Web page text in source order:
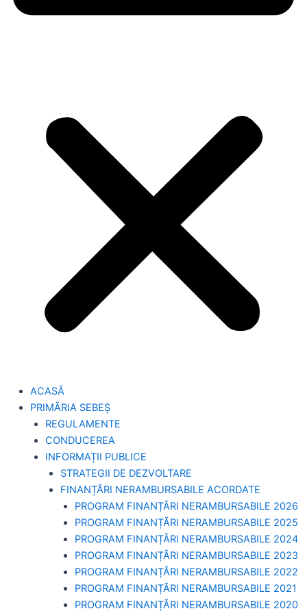
ACASĂ
PRIMĂRIA SEBEȘ
REGULAMENTE
CONDUCEREA
INFORMAȚII PUBLICE
STRATEGII DE DEZVOLTARE
FINANȚĂRI NERAMBURSABILE ACORDATE
PROGRAM FINANȚĂRI NERAMBURSABILE 2026
PROGRAM FINANȚĂRI NERAMBURSABILE 2025
PROGRAM FINANȚĂRI NERAMBURSABILE 2024
PROGRAM FINANȚĂRI NERAMBURSABILE 2023
PROGRAM FINANȚĂRI NERAMBURSABILE 2022
PROGRAM FINANȚĂRI NERAMBURSABILE 2021
PROGRAM FINANȚĂRI NERAMBURSABILE 2020